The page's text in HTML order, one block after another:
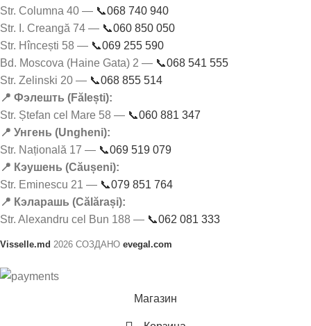
Str. Columna 40 — 📞068 740 940
Str. I. Creangă 74 — 📞060 850 050
Str. Hîncești 58 — 📞069 255 590
Bd. Moscova (Haine Gata) 2 — 📞068 541 555
Str. Zelinski 20 — 📞068 855 514
📍 Фэлешть (Fălești):
Str. Ștefan cel Mare 58 — 📞060 881 347
📍 Унгень (Ungheni):
Str. Națională 17 — 📞069 519 079
📍 Кэушень (Căușeni):
Str. Eminescu 21 — 📞079 851 764
📍 Кэларашь (Călărași):
Str. Alexandru cel Bun 188 — 📞062 081 333
Visselle.md 2026 СОЗДАНО evegal.com
Магазин